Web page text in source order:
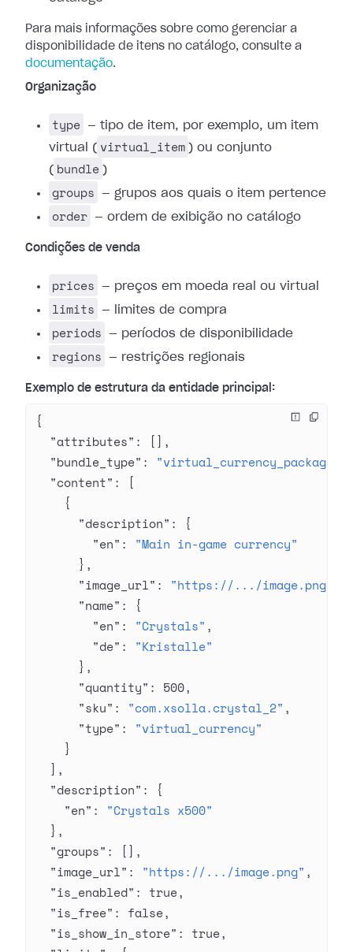
Para mais informações sobre como gerenciar a
disponibilidade de itens no catálogo, consulte a
documentação.
Organização
type
— tipo de item, por exemplo, um item
virtual ( virtual_item ) ou conjunto
( bundle )
groups — grupos aos quais o item pertence
order — ordem de exibição no catálogo
Condições de venda
prices — preços em moeda real ou virtual
limits — limites de compra
periods — períodos de disponibilidade
regions — restrições regionais
Exemplo de estrutura da entidade principal:
{
  "attributes"
: [],
  "bundle_type"
: "virtual_currency_package"
  "content"
: [
    {
      "description"
: {
        "en"
: "Main in-game currency"
      },
      "image_url"
: "https://.../image.png"
      "name"
: {
        "en"
: "Crystals" ,
        "de"
: "Kristalle"
      },
      "quantity"
: 500,
      "sku"
: "com.xsolla.crystal_2" ,
      "type"
: "virtual_currency"
    }
  ],
  "description"
: {
    "en"
: "Crystals x500"
  },
  "groups"
: [],
  "image_url"
: "https://.../image.png" ,
  "is_enabled"
: true,
  "is_free"
: false,
  "is_show_in_store"
: true,